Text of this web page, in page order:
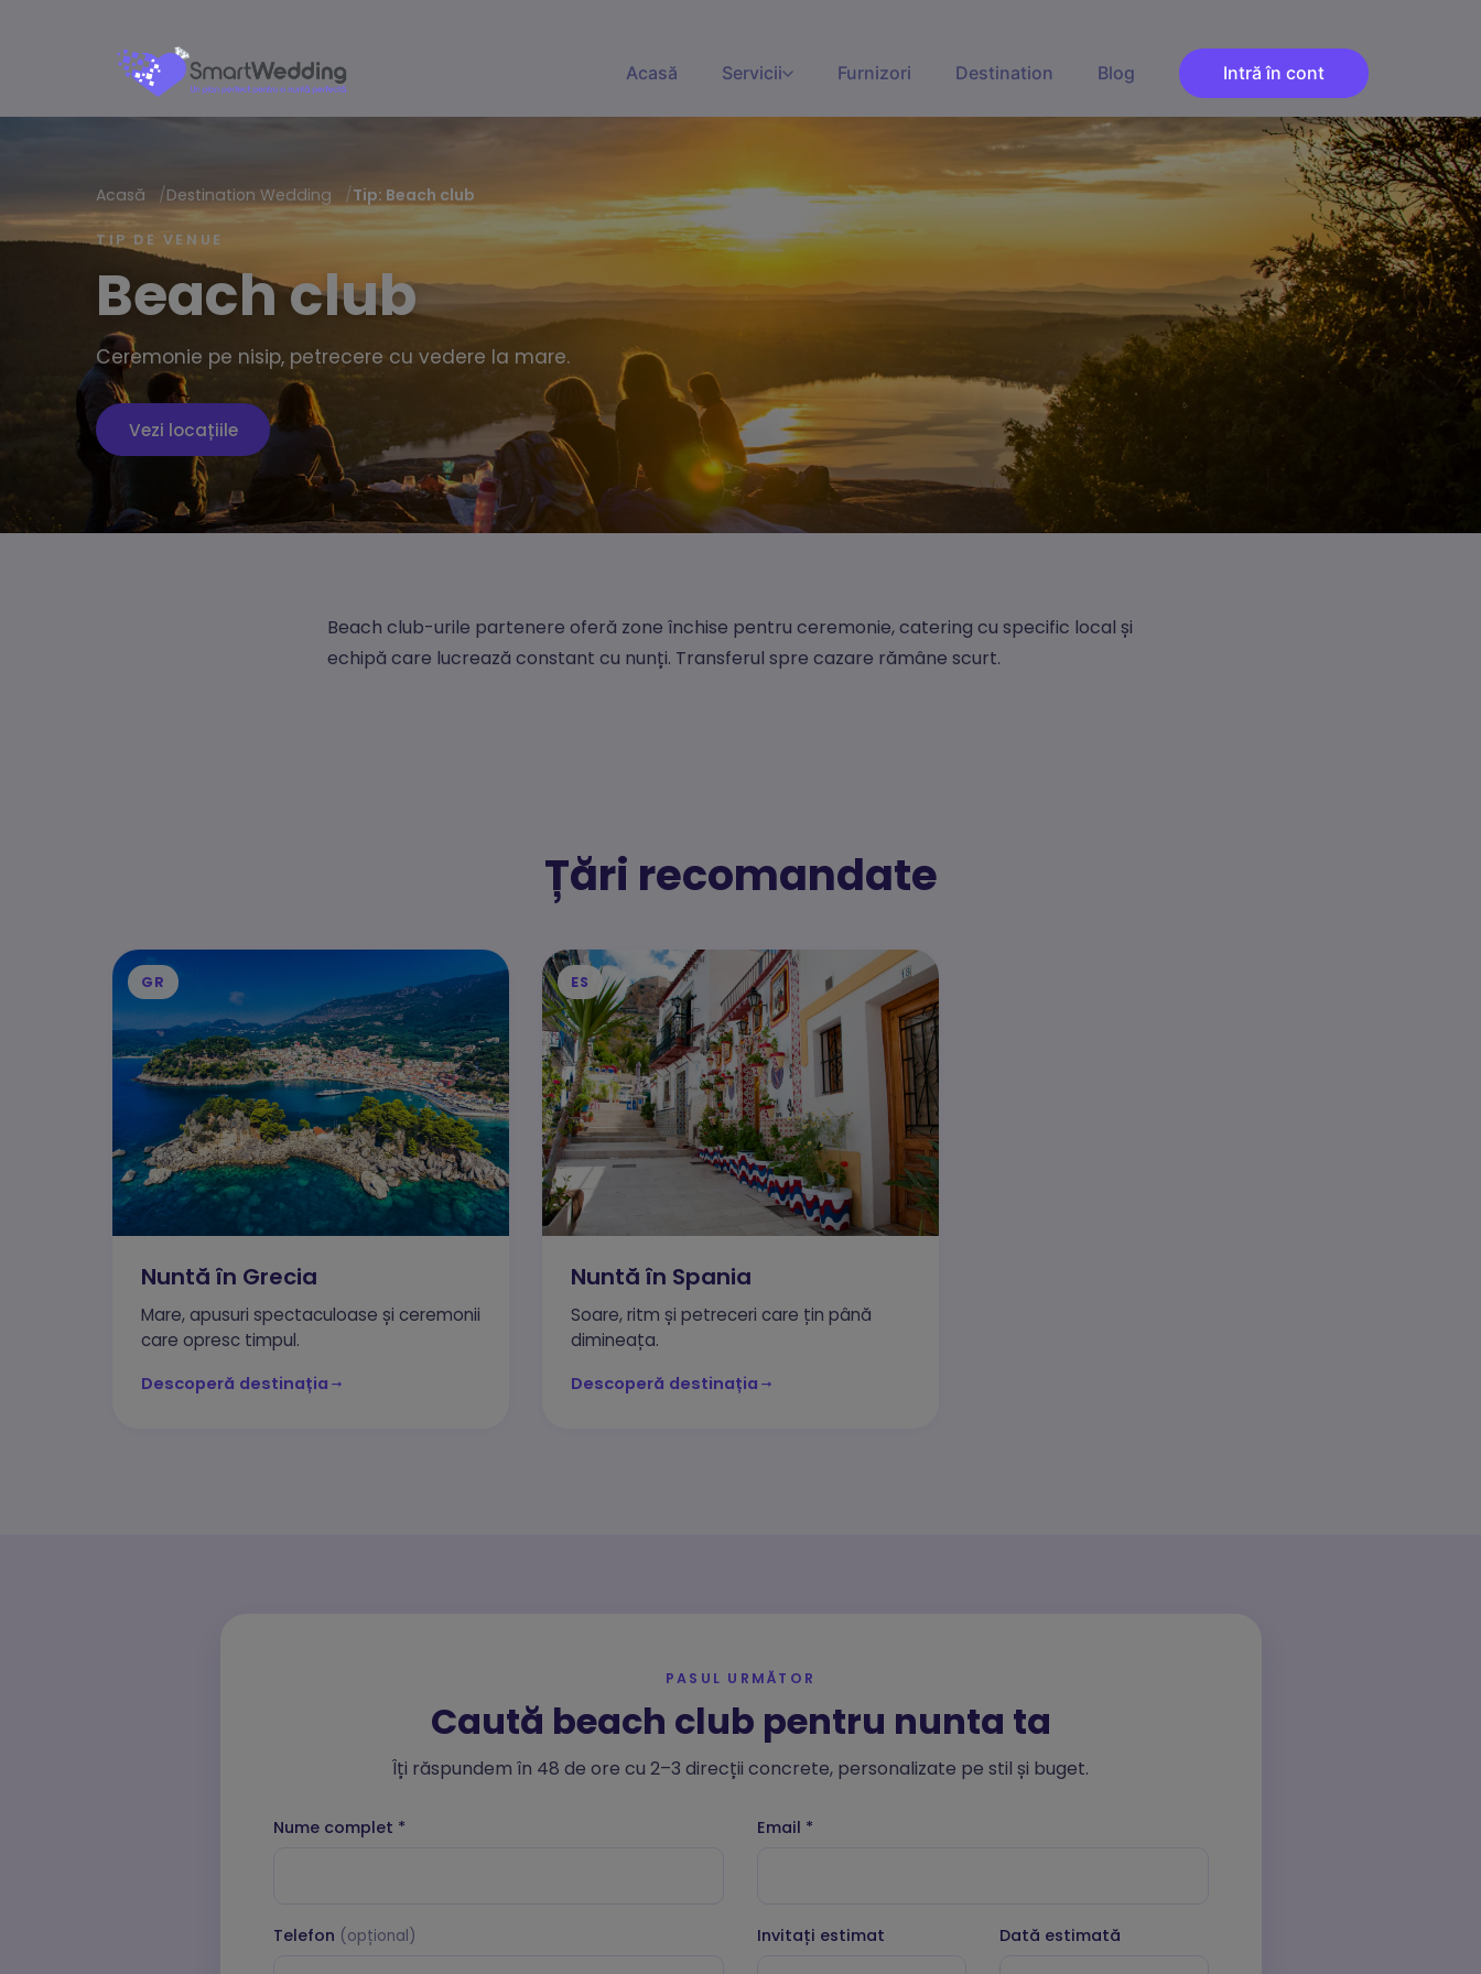
Acasă Servicii Furnizori Destination Blog Intră în cont
Acasă /Destination Wedding /Tip: Beach club
TIP DE VENUE
Beach club
Ceremonie pe nisip, petrecere cu vedere la mare.
Vezi locațiile
Beach club-urile partenere oferă zone închise pentru ceremonie, catering cu specific local și
echipă care lucrează constant cu nunți. Transferul spre cazare rămâne scurt.
Țări recomandate
GR
Nuntă în Grecia
Mare, apusuri spectaculoase și ceremonii
care opresc timpul.
Descoperă destinația
ES
Nuntă în Spania
Soare, ritm și petreceri care țin până
dimineața.
Descoperă destinația
PASUL URMĂTOR
Caută beach club pentru nunta ta
Îți răspundem în 48 de ore cu 2–3 direcții concrete, personalizate pe stil și buget.
Nume complet * Email *
Telefon (opțional) Invitați estimat Dată estimată
Cookie-urile de marketing sunt folosite pentru a urmări vizitatorii pe site-uri web și a